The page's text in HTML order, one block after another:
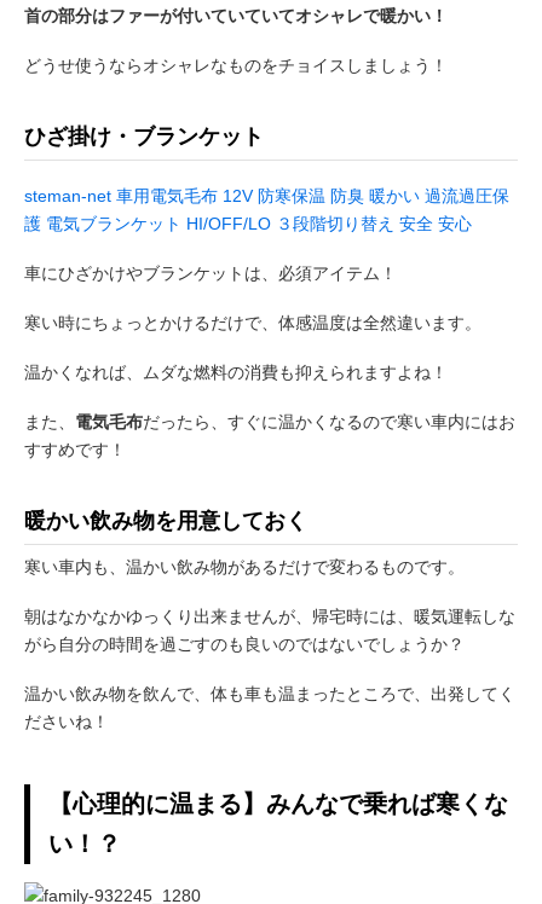
首の部分はファーが付いていていてオシャレで暖かい！
どうせ使うならオシャレなものをチョイスしましょう！
ひざ掛け・ブランケット
steman-net 車用電気毛布 12V 防寒保温 防臭 暖かい 過流過圧保
護 電気ブランケット HI/OFF/LO ３段階切り替え 安全 安心
車にひざかけやブランケットは、必須アイテム！
寒い時にちょっとかけるだけで、体感温度は全然違います。
温かくなれば、ムダな燃料の消費も抑えられますよね！
また、 電気毛布だったら、すぐに温かくなるので寒い車内にはお
すすめです！
暖かい飲み物を用意しておく
寒い車内も、温かい飲み物があるだけで変わるものです。
朝はなかなかゆっくり出来ませんが、帰宅時には、暖気運転しな
がら自分の時間を過ごすのも良いのではないでしょうか？
温かい飲み物を飲んで、体も車も温まったところで、出発してく
ださいね！
【心理的に温まる】みんなで乗れば寒くな
い！？